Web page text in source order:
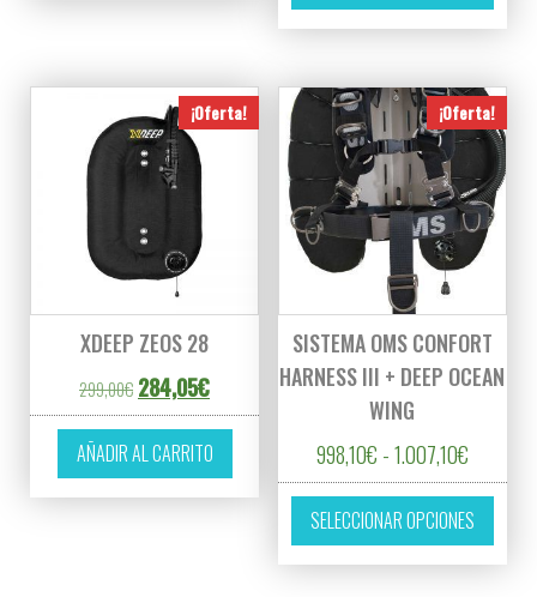
¡Oferta!
XDEEP ZEOS 28
299,00€ El precio original era: 299,00€.
284,05€El precio actual es: 284,05€.
AÑADIR AL CARRITO
¡Oferta!
SISTEMA OMS CONFORT
HARNESS III + DEEP OCEAN
WING
998,10€ -1.007,10€Rango
SELECCIONAR OPCIONES
Este